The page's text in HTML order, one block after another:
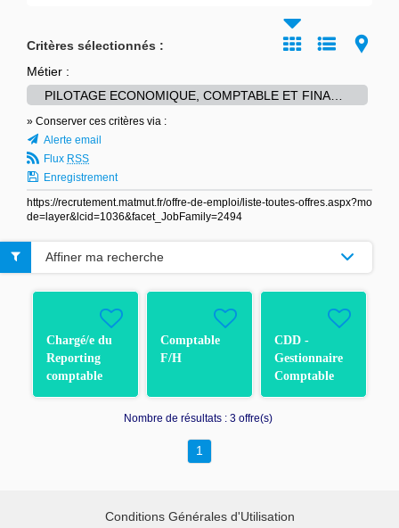
Critères sélectionnés :
Métier :
» Conserver ces critères via :
Alerte email
Flux RSS
Enregistrement
https://recrutement.matmut.fr/offre-de-emploi/liste-toutes-offres.aspx?mo
de=layer&lcid=1036&facet_JobFamily=2494
Chargé/e du
Reporting
comptable
Comptable
F/H
CDD -
Gestionnaire
Comptable
Affiner ma recherche
Nombre de résultats : 3 offre(s)
1
Conditions Générales d'Utilisation